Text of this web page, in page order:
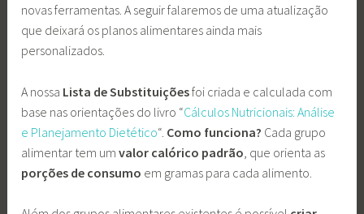
novas ferramentas. A seguir falaremos de uma atualização
que deixará os planos alimentares ainda mais
personalizados.
A nossa Lista de Substituiçõesfoi criada e calculada com
base nas orientações do livro “Cálculos Nutricionais: Análise
e Planejamento Dietético“. Como funciona? Cada grupo
alimentar tem umvalor calórico padrão , que orienta as
porções de consumo em gramas para cada alimento.